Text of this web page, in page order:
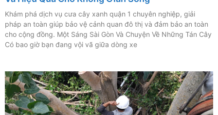
Khám phá dịch vụ cưa cây xanh quận 1 chuyên nghiệp, giải
pháp an toàn giúp bảo vệ cảnh quan đô thị và đảm bảo an toàn
cho cộng đồng. Một Sáng Sài Gòn Và Chuyện Về Những Tán Cây
Có bao giờ bạn đang vội vã giữa dòng xe